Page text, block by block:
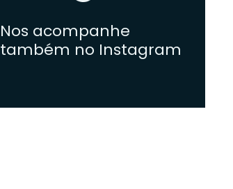
Nos acompanhe
também no Instagram